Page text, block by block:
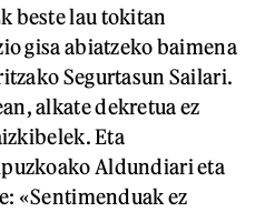
beste lau tokitan
gisa abiatzeko baimena
Segurtasun Sailari.
alkate dekretua ez
Eta
Aldundiari eta
«Sentimenduak ez